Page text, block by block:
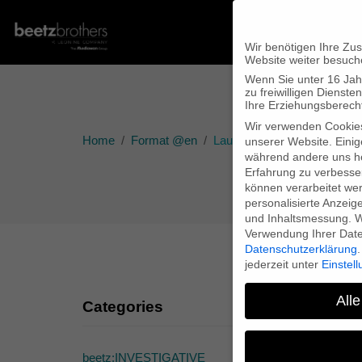
Home Format @en Launch of “Farewell
Categories
beetz:INVESTIGATIVE
Wir benötigen Ihre
Website weiter
Wenn Sie unter 16
zu freiwilligen
Ihre
Wir verwenden
unserer Website.
während andere uns
Erfahrung zu
können verarbeitet
personalisierte
und Inhaltsmessung.
Verwendung Ihrer
Datenschutzerklärung
jederzeit unter